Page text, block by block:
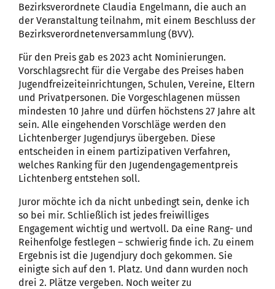
Bezirksverordnete Claudia Engelmann, die auch an
der Veranstaltung teilnahm, mit einem Beschluss der
Bezirksverordnetenversammlung (BVV).
Für den Preis gab es 2023 acht Nominierungen.
Vorschlagsrecht für die Vergabe des Preises haben
Jugendfreizeiteinrichtungen, Schulen, Vereine, Eltern
und Privatpersonen. Die Vorgeschlagenen müssen
mindesten 10 Jahre und dürfen höchstens 27 Jahre alt
sein. Alle eingehenden Vorschläge werden den
Lichtenberger Jugendjurys übergeben. Diese
entscheiden in einem partizipativen Verfahren,
welches Ranking für den Jugendengagementpreis
Lichtenberg entstehen soll.
Juror möchte ich da nicht unbedingt sein, denke ich
so bei mir. Schließlich ist jedes freiwilliges
Engagement wichtig und wertvoll. Da eine Rang- und
Reihenfolge festlegen – schwierig finde ich. Zu einem
Ergebnis ist die Jugendjury doch gekommen. Sie
einigte sich auf den 1. Platz. Und dann wurden noch
drei 2. Plätze vergeben. Noch weiter zu